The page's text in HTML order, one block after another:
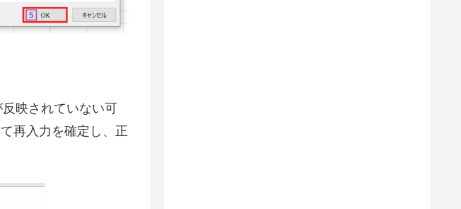
映されていない可
再入力を確定し、正